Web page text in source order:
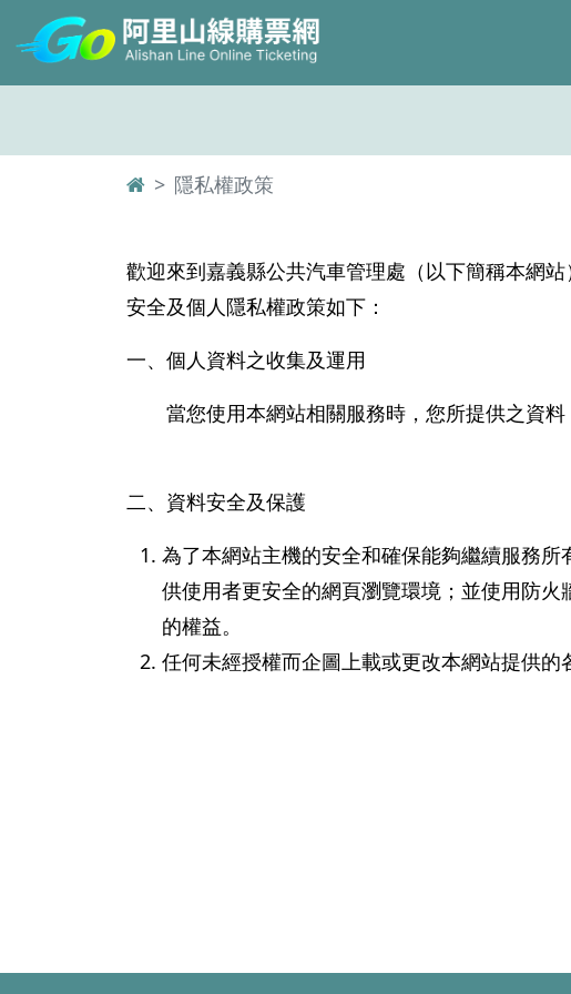
隱私權政策
歡迎來到嘉義縣公共汽車管理處（以下簡稱本網
安全及個人隱私權政策如下：
一、個人資料之收集及運用
當您使用本網站相關服務時，您所提供之資料
二、資料安全及保護
為了本網站主機的安全和確保能夠繼續服務
供使用者更安全的網頁瀏覽環境；並使用防
的權益。
任何未經授權而企圖上載或更改本網站提供的